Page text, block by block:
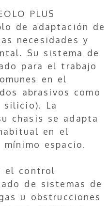
PLUS
de adaptación de
necesidades y
Su sistema de
para el trabajo
en el
abrasivos como
La
chasis se adapta
en el
espacio.
el control
de sistemas de
u obstrucciones